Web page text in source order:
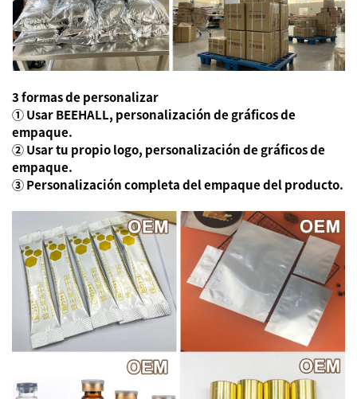
3 formas de personalizar
① Usar BEEHALL, personalización de gráficos de
empaque.
② Usar tu propio logo, personalización de gráficos de
empaque.
③ Personalización completa del empaque del producto.